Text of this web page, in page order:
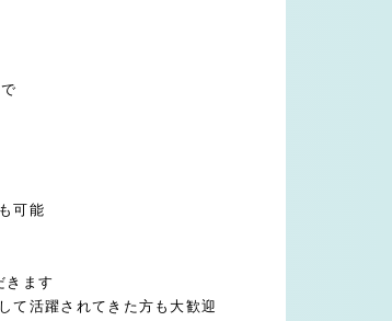
可能
きます
て活躍されてきた方も大歓迎